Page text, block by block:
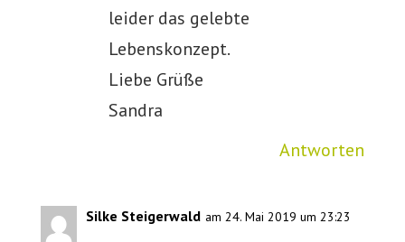
leider das gelebte
Lebenskonzept.
Liebe Grüße
Sandra
Antworten
Silke Steigerwald am 24. Mai 2019 um 23:23